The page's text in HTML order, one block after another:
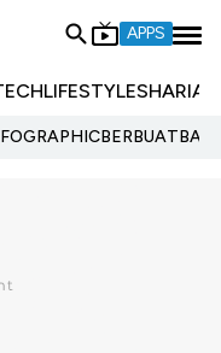
APPS
LIFESTYLESHARIA